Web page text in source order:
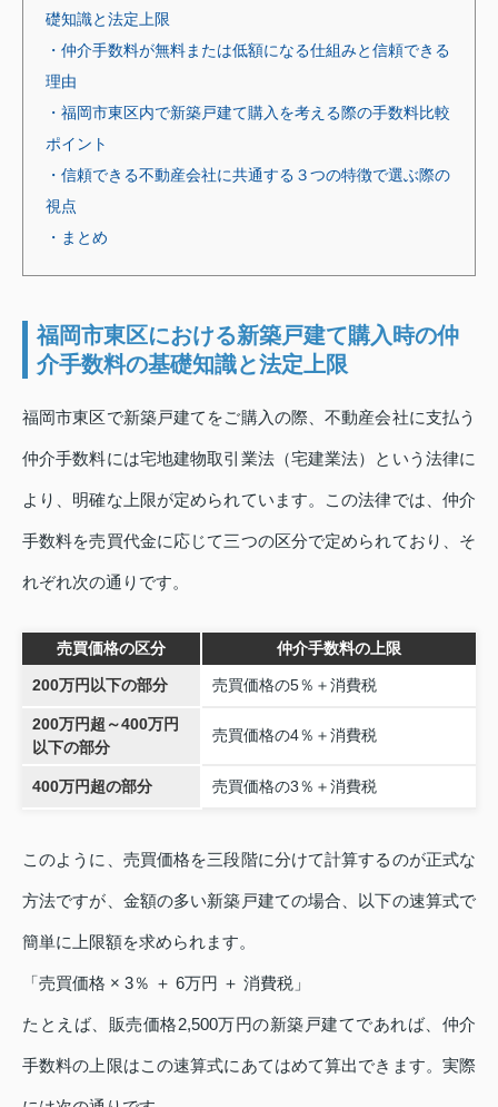
礎知識と法定上限
・仲介手数料が無料または低額になる仕組みと信頼できる
理由
・福岡市東区内で新築戸建て購入を考える際の手数料比較
ポイント
・信頼できる不動産会社に共通する３つの特徴で選ぶ際の
視点
・まとめ
福岡市東区における新築戸建て購入時の仲
介手数料の基礎知識と法定上限
福岡市東区で新築戸建てをご購入の際、不動産会社に支払う
仲介手数料には宅地建物取引業法（宅建業法）という法律に
より、明確な上限が定められています。この法律では、仲介
手数料を売買代金に応じて三つの区分で定められており、そ
れぞれ次の通りです。
売買価格の区分 仲介手数料の上限
200万円以下の部分 売買価格の5％＋消費税
200万円超～400万円
以下の部分
売買価格の4％＋消費税
400万円超の部分 売買価格の3％＋消費税
このように、売買価格を三段階に分けて計算するのが正式な
方法ですが、金額の多い新築戸建ての場合、以下の速算式で
簡単に上限額を求められます。
「売買価格 × 3％ ＋ 6万円 ＋ 消費税」
たとえば、販売価格2,500万円の新築戸建てであれば、仲介
手数料の上限はこの速算式にあてはめて算出できます。実際